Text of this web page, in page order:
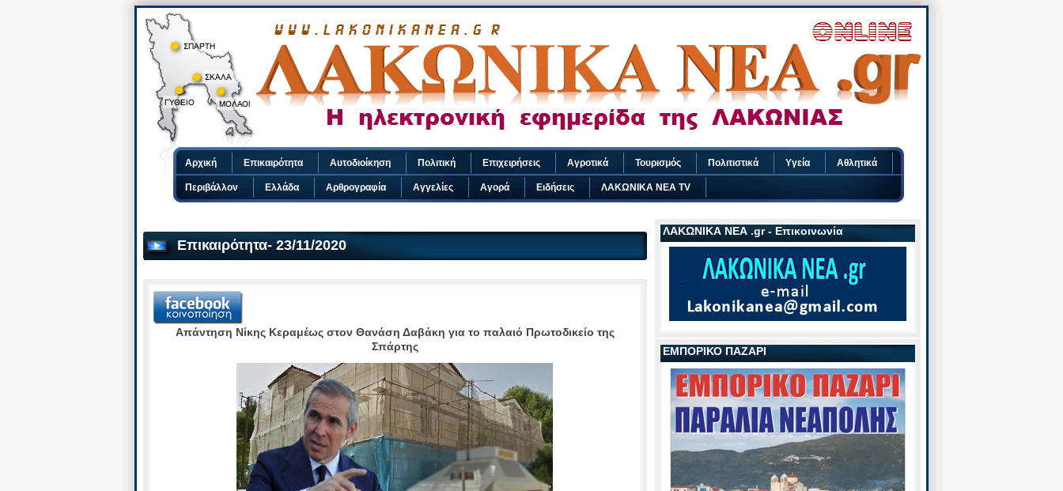
ΛΑΚΩΝΙΚΑ ΝΕΑ .gr - Επικοινωνία
ΕΜΠΟΡΙΚΟ ΠΑΖΑΡΙ
Επικαιρότητα- 23/11/2020
Απάντηση Νίκης Κεραμέως στον Θανάση Δαβάκη για το παλαιό Πρωτοδικείο της
Σπάρτης
Αρχική Επικαιρότητα Αυτοδιοίκηση Πολιτική Επιχειρήσεις Αγροτικά Τουρισμός Πολιτιστικά Υγεία Αθλητικά
Περιβάλλον Ελλάδα Αρθρογραφία Αγγελίες Αγορά Ειδήσεις ΛΑΚΩΝΙΚΑ ΝΕΑ TV